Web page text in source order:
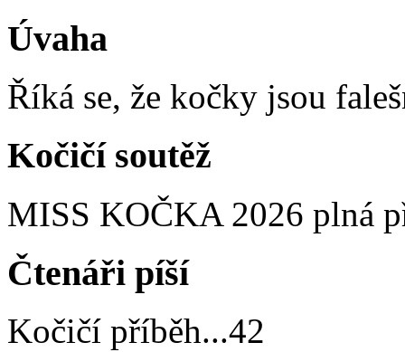
Úvaha
Říká se, že kočky jsou
Kočičí soutěž
MISS KOČKA 2026 plná
Čtenáři píší
Kočičí příběh...42